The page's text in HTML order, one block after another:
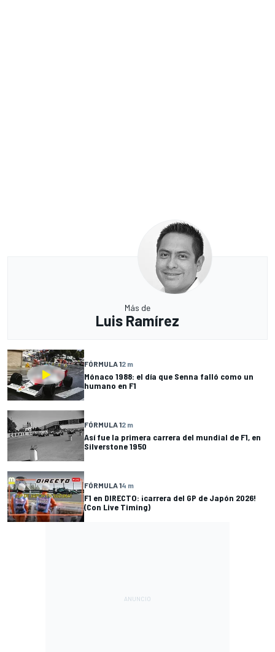
Más de
Luis Ramírez
FÓRMULA 12 m
Mónaco 1988: el día que Senna falló como un
humano en F1
FÓRMULA 12 m
Así fue la primera carrera del mundial de F1, en
Silverstone 1950
FÓRMULA 14 m
F1 en DIRECTO: ¡carrera del GP de Japón 2026!
(Con Live Timing)